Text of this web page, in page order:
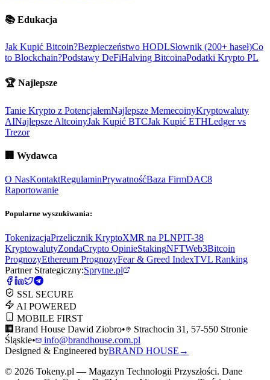
📚 Edukacja
Jak Kupić Bitcoin?Bezpieczeństwo HODLSłownik (200+ haseł)Co
to Blockchain?Podstawy DeFiHalving BitcoinaPodatki Krypto PL
🏆 Najlepsze
Tanie Krypto z PotencjałemNajlepsze MemecoinyKryptowaluty
AINajlepsze AltcoinyJak Kupić BTCJak Kupić ETHLedger vs
Trezor
🏢 Wydawca
O NasKontaktRegulaminPrywatnośćBaza FirmDAC8
Raportowanie
Popularne wyszukiwania:
TokenizacjaPrzelicznik KryptoXMR na PLNPIT-38
KryptowalutyZondaCrypto OpinieStakingNFTWeb3Bitcoin
PrognozyEthereum PrognozyFear & Greed IndexTVL Ranking
Partner Strategiczny:Sprytne.pl
SSL SECURE
AI POWERED
MOBILE FIRST
🏢 Brand House Dawid Ziobro•
Strachocin 31, 57-550 Stronie
Śląskie•
info@brandhouse.com.pl
Designed & Engineered byBRAND HOUSE →
© 2026 Tokeny.pl — Magazyn Technologii Przyszłości. Dane